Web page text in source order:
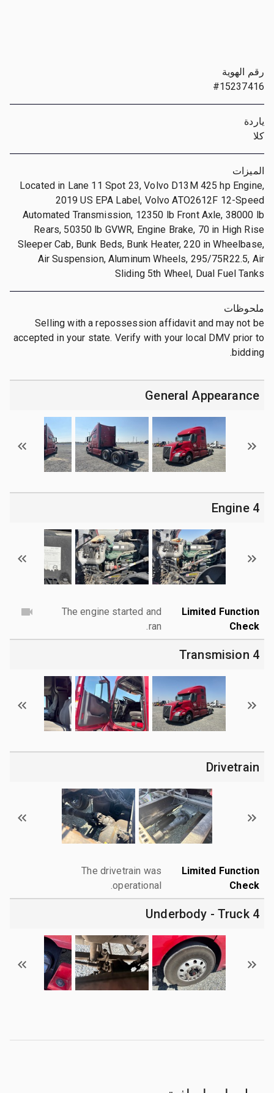
رقم الهوية
#15237416
ياردة
كلا
الميزات
Located in Lane 11 Spot 23, Volvo D13M 425 hp Engine,
2019 US EPA Label, Volvo ATO2612F 12-Speed
Automated Transmission, 12350 lb Front Axle, 38000 lb
Rears, 50350 lb GVWR, Engine Brake, 70 in High Rise
Sleeper Cab, Bunk Beds, Bunk Heater, 220 in Wheelbase,
Air Suspension, Aluminum Wheels, 295/75R22.5, Air
Sliding 5th Wheel, Dual Fuel Tanks
ملحوظات
Selling with a repossession affidavit and may not be
accepted in your state. Verify with your local DMV prior to
bidding.
General Appearance
4 Engine
Limited Function
Check
The engine started and
ran.
4 Transmision
Drivetrain
Limited Function
Check
The drivetrain was
operational.
4 Underbody - Truck